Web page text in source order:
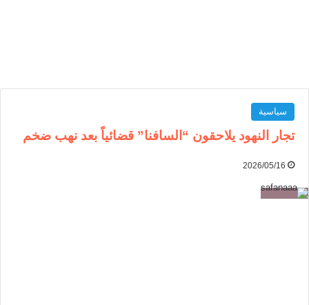
سياسية
تجار النهود يلاحقون “السافنا” قضائياً بعد نهب ضخم
2026/05/16